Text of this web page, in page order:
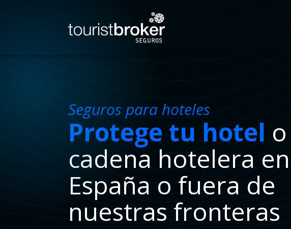
Seguros para hoteles
Protege tu hotelo
cadena hotelera en
España o fuera de
nuestras fronteras